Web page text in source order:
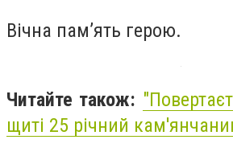
Вічна пам’ять герою.
Читайте також:
щиті 25 річний